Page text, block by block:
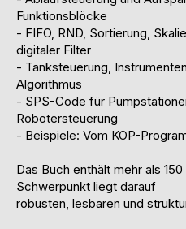
Funktionsblöcke
- FIFO, RND, Sortierung,
digitaler Filter
- Tanksteuerung,
Algorithmus
- SPS-Code für
Robotersteuerung
- Beispiele: Vom KOP-
Das Buch enthält mehr als
Schwerpunkt liegt darauf
robusten, lesbaren und